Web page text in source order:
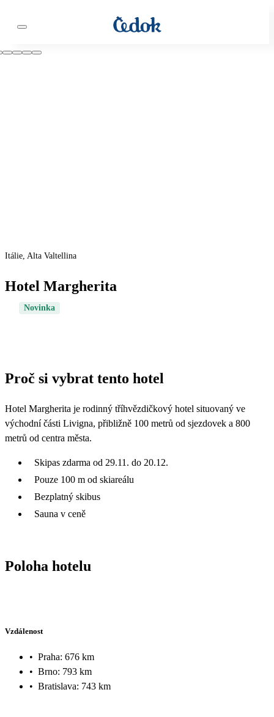
Itálie, Alta Valtellina
Hotel Margherita
Novinka
Proč si vybrat tento hotel
Hotel Margherita je rodinný tříhvězdičkový hotel situovaný ve
východní části Livigna, přibližně 100 metrů od sjezdovek a 800
metrů od centra města.
Skipas zdarma od 29.11. do 20.12.
Pouze 100 m od skiareálu
Bezplatný skibus
Sauna v ceně
Poloha hotelu
Vzdálenost
• Praha: 676 km
• Brno: 793 km
• Bratislava: 743 km